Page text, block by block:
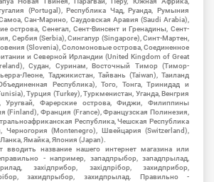
(Portugal), Республика Чад, Руанда, Румыния
Сан-Марино, Саудовская Аравия (Saudi Arabia),
острова, Сенегал, Сент-Винсент и Гренадины, Сент-
Сербия (Serbia), Сингапур (Singapore), Синт-Мартен,
(Slovenia), Соломоновые острова, Соединенное
и Северной Ирландии (United Kingdom of Great
Судан, Суринам, Восточный Тимор (Тимор-
Леоне, Таджикистан, Тайвань (Taiwan), Таиланд
Республика), Того, Тонга, Тринидад и
Турция (Turkey), Туркменистан, Уганда, Венгрия
Уругвай, Фарерские острова, Фиджи, Филиппины
(Finland), Франция (France), Французская Полинезия,
Республика, Чешская Республика
Черногория (Montenegro), Швейцария (Switzerland),
Ямайка, Япония (Japan).
вводить название нашего интернет магазина или
- например, западпрыбор, западпрылад,
західприбор, західпрібор, захидприбор,
захидпрыбор, захидпрылад. Правильно -